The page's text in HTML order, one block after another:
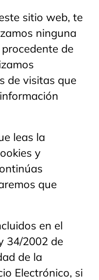
sitio web, te
ninguna
de
de visitas que
leas la
y
que
en el
34/2002 de
de la
Electrónico, si